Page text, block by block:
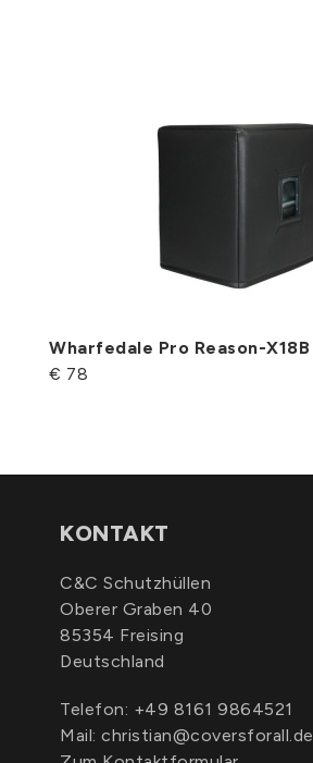
Wharfedale Pro Reason-X18B
€ 78
KONTAKT
C&C Schutzhüllen
Oberer Graben 40
85354 Freising
Deutschland
Telefon: +49 8161 9864521
Mail: christian@coversforall.de